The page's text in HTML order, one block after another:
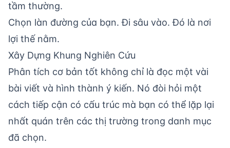
tầm thường.
Chọn làn đường của bạn. Đi sâu vào. Đó là nơi
lợi thế nằm.
Xây Dựng Khung Nghiên Cứu
Phân tích cơ bản tốt không chỉ là đọc một vài
bài viết và hình thành ý kiến. Nó đòi hỏi một
cách tiếp cận có cấu trúc mà bạn có thể lặp lại
nhất quán trên các thị trường trong danh mục
đã chọn.